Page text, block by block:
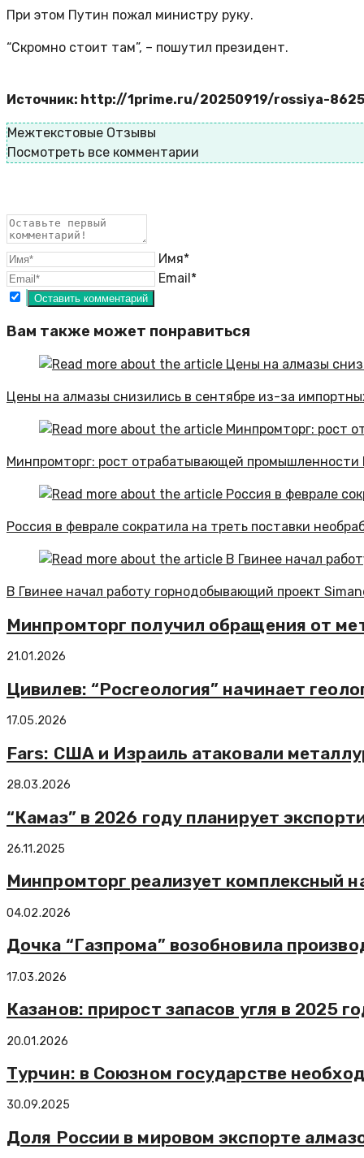
При этом Путин пожал министру руку.
“Скромно стоит там”, – пошутил президент.
Источник: http://1prime.ru/20250919/rossiya-
Межтекстовые Отзывы
Посмотреть все комментарии
Имя*
Email*
Вам также может понравиться
Цены на алмазы снизились в сентябре из-за
Минпромторг: рост отрабатывающей промышленности
Россия в феврале сократила на треть поставки
В Гвинее начал работу горнодобывающий проект
Минпромторг получил обращения от
21.01.2026
Цивилев: “Росгеология” начинает
17.05.2026
Fars: США и Израиль атаковали
28.03.2026
“Камаз” в 2026 году планирует
26.11.2025
Минпромторг реализует комплексный
04.02.2026
Дочка “Газпрома” возобновила
17.03.2026
Казанов: прирост запасов угля в 2025
20.01.2026
Турчин: в Союзном государстве
30.09.2025
Доля России в мировом экспорте